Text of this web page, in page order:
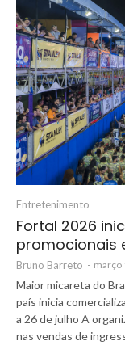
Entretenimento
Fortal 2026
promocionais
Bruno Barreto - março
Maior micareta do
país inicia
a 26 de julho A
nas vendas de